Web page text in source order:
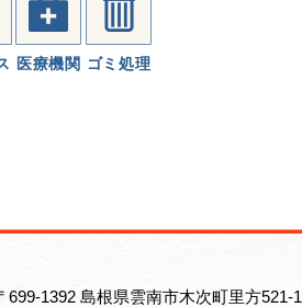
医療機関 ゴミ処理
699-1392 島根県雲南市木次町里方521-1